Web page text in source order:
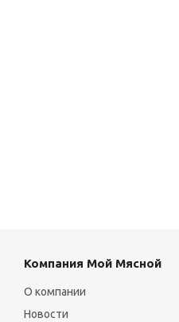
Компания Мой Мясной
О компании
Новости